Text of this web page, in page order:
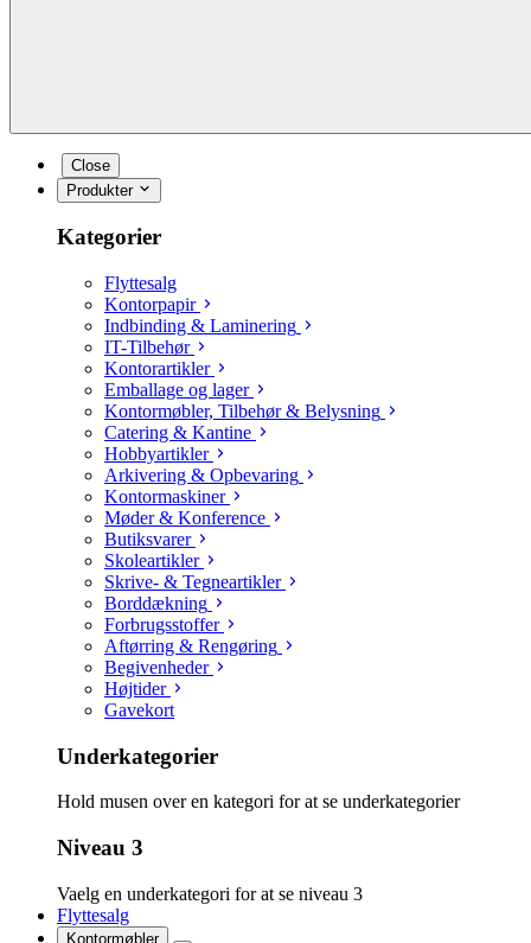
Close
Produkter
Kategorier
Flyttesalg
Kontorpapir
Indbinding & Laminering
IT-Tilbehør
Kontorartikler
Emballage og lager
Kontormøbler, Tilbehør & Belysning
Catering & Kantine
Hobbyartikler
Arkivering & Opbevaring
Kontormaskiner
Møder & Konference
Butiksvarer
Skoleartikler
Skrive- & Tegneartikler
Borddækning
Forbrugsstoffer
Aftørring & Rengøring
Begivenheder
Højtider
Gavekort
Underkategorier
Hold musen over en kategori for at se underkategorier
Niveau 3
Vaelg en underkategori for at se niveau 3
Flyttesalg
Kontormøbler